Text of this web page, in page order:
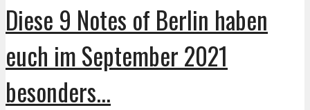
Diese 9 Notes of Berlin haben
euch im September 2021
besonders...